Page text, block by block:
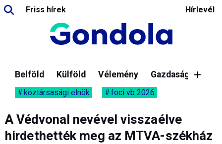
Friss hírek Hírlevél
Belföld Külföld Vélemény Gazdaság
köztársasági elnök foci vb 2026
A Védvonal nevével visszaélve
hirdethették meg az MTVA-székház